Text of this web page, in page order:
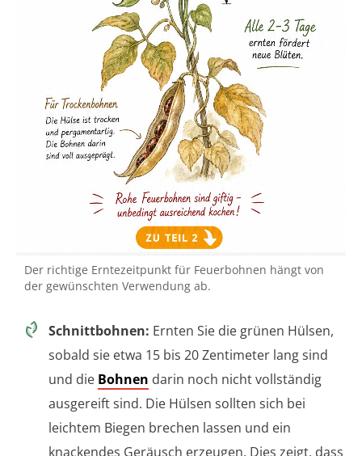
Der richtige Erntezeitpunkt für Feuerbohnen hängt von
der gewünschten Verwendung ab.
Schnittbohnen: Ernten Sie die grünen Hülsen,
sobald sie etwa 15 bis 20 Zentimeter lang sind
und die Bohnen darin noch nicht vollständig
ausgereift sind. Die Hülsen sollten sich bei
leichtem Biegen brechen lassen und ein
knackendes Geräusch erzeugen. Dies zeigt, dass